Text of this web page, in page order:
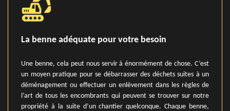
La benne adéquate pour votre besoin
Une benne, cela peut nous servir à énormément de chose. C’est
un moyen pratique pour se débarrasser des déchets suites à un
déménagement ou effectuer un enlèvement dans les règles de
l’art de tous les encombrants qui peuvent se trouver sur notre
propriété à la suite d’un chantier quelconque. Chaque benne,